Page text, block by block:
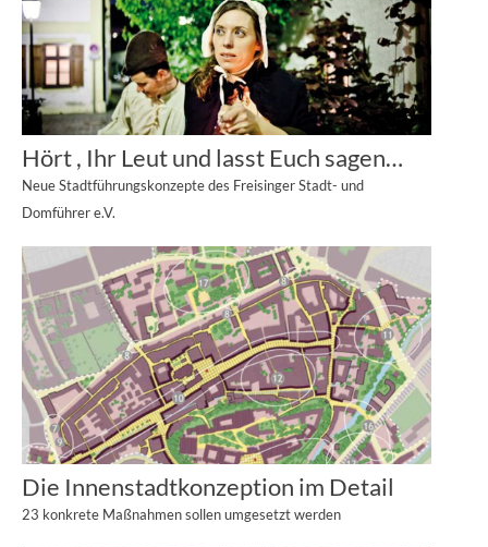
Hört , Ihr Leut und lasst Euch sagen…
Neue Stadtführungskonzepte des Freisinger Stadt- und
Domführer e.V.
Die Innenstadtkonzeption im Detail
23 konkrete Maßnahmen sollen umgesetzt werden